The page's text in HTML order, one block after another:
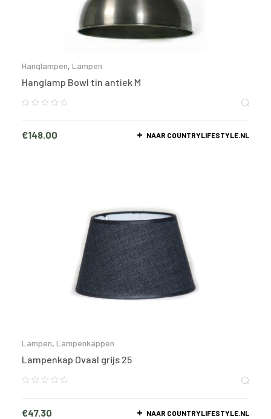
Hanglampen, Lampen
Hanglamp Bowl tin antiek M
€148.00 NAAR COUNTRYLIFESTYLE.NL
Lampen, Lampenkappen
Lampenkap Ovaal grijs 25
€47.30 NAAR COUNTRYLIFESTYLE.NL